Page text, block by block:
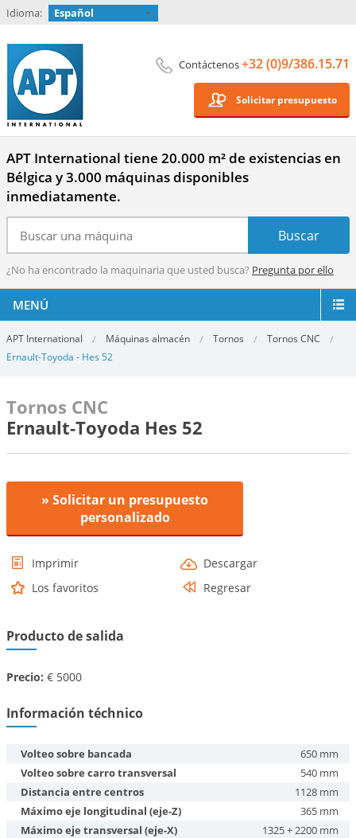
Idioma: Español
Contáctenos+32 (0)9/386.15.71
Solicitar presupuesto
APT International tiene 20.000 m² de existencias en
Bélgica y 3.000 máquinas disponibles
inmediatamente.
¿No ha encontrado la maquinaria que usted busca? Pregunta por ello
MENÚ
APT International Máquinas almacén Tornos
Tornos CNC
Ernault-Toyoda - Hes 52
Tornos CNC
Ernault-Toyoda Hes 52
» Solicitar un presupuesto
personalizado
Imprimir
Descargar
Los favoritos
Regresar
Producto de salida
Precio: € 5000
Información téchnico
Volteo sobre bancada
650 mm
Volteo sobre carro transversal
540 mm
Distancia entre centros
1128 mm
Máximo eje longitudinal (eje-Z)
365 mm
Máximo eje transversal (eje-X)
1325 + 2200 mm